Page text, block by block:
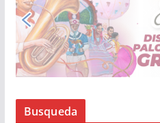
Busqueda